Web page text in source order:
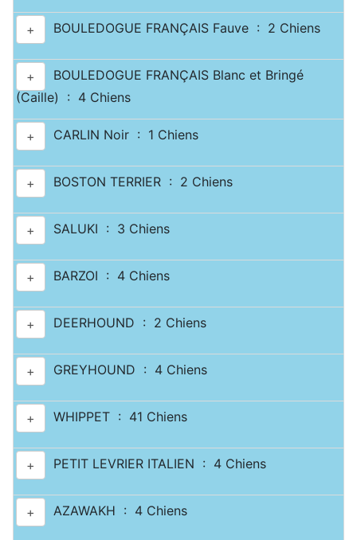
+ BOULEDOGUE FRANÇAIS Fauve : 2 Chiens
+
BOULEDOGUE FRANÇAIS Blanc et Bringé
(Caille) : 4 Chiens
+ CARLIN Noir : 1 Chiens
+ BOSTON TERRIER : 2 Chiens
+ SALUKI : 3 Chiens
+ BARZOI : 4 Chiens
+ DEERHOUND : 2 Chiens
+ GREYHOUND : 4 Chiens
+ WHIPPET : 41 Chiens
+ PETIT LEVRIER ITALIEN : 4 Chiens
+ AZAWAKH : 4 Chiens